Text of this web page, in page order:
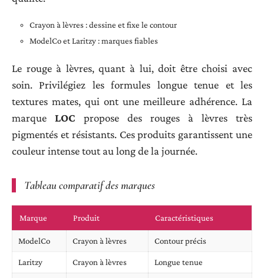
Crayon à lèvres : dessine et fixe le contour
ModelCo et Laritzy : marques fiables
Le rouge à lèvres, quant à lui, doit être choisi avec
soin. Privilégiez les formules longue tenue et les
textures mates, qui ont une meilleure adhérence. La
marque LOC propose des rouges à lèvres très
pigmentés et résistants. Ces produits garantissent une
couleur intense tout au long de la journée.
Tableau comparatif des marques
Marque Produit Caractéristiques
ModelCo Crayon à lèvres Contour précis
Laritzy Crayon à lèvres Longue tenue